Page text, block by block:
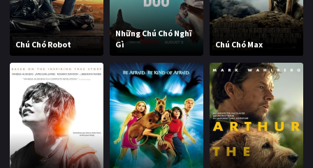
Chú Chó Robot
Những Chú Chó Nghĩ
Gì
Chú Chó Max